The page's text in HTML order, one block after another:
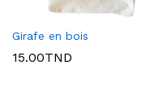
Girafe en bois
15.00TND